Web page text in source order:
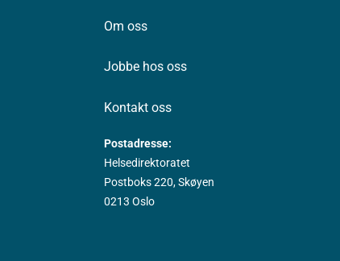
Om oss
Jobbe hos oss
Kontakt oss
Postadresse:
Helsedirektoratet
Postboks 220, Skøyen
0213 Oslo